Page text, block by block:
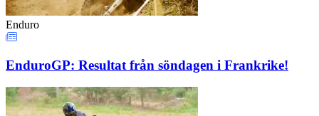
Enduro
EnduroGP: Resultat från söndagen i Frankrike!